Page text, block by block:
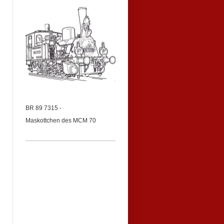
BR 89 7315 -
Maskottchen des MCM 70